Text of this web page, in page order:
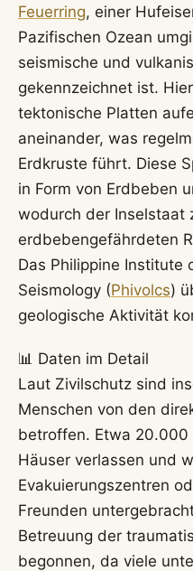
Feuerring, einer
Pazifischen Ozean
seismische und
gekennzeichnet ist.
tektonische Platten
aneinander, was
Erdkruste führt. Diese
in Form von Erdbeben
wodurch der Inselstaat
erdbebengefährdeten
Das Philippine Institute
Seismology (Phivolcs)
geologische Aktivität
📊 Daten im Detail
Laut Zivilschutz sind
Menschen von den
betroffen. Etwa 20.000
Häuser verlassen und
Evakuierungszentren
Freunden
Betreuung der
begonnen, da viele